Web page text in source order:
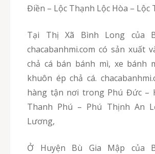
Điền – Lộc Thạnh Lộc Hòa – Lộc
Tại Thị Xã Bình Long của Bình Phước,
chacabanhmi.com có sản xuất
chả cá bán bánh mì, xe bánh
khuôn ép chả cá.
hàng tận nơi trong Phú Đức –
Thanh Phú – Phú Thịnh An
Lương,
Ở Huyện Bù Gia Mập của Bình Phước,